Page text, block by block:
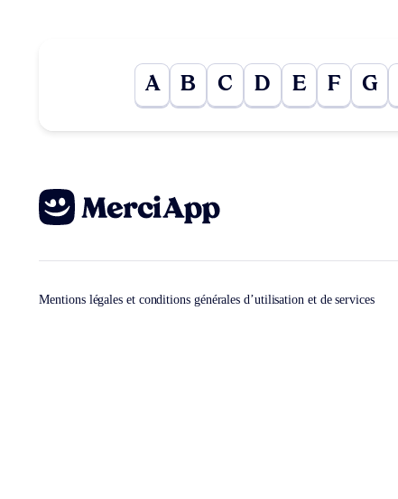
A B C D E F G
Mentions légales et conditions générales d’utilisation et de services